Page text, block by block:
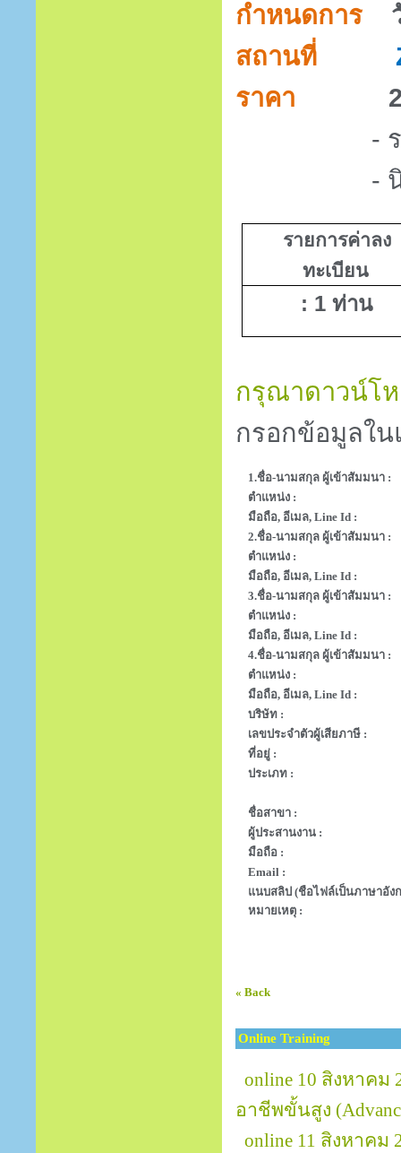
กำหนดการ
สถานที่
ราคา
- ราคายั
- นิติบุคค
รายการค่าลง
ทะเบียน
: 1ท่าน
กรุณาดาวน์โ
กรอกข้อมูลใน
1.ชื่อ-นามสกุล ผู้เข้าสัมมนา :
ตำแหน่ง :
มือถือ, อีเมล, Line Id :
2.ชื่อ-นามสกุล ผู้เข้าสัมมนา :
ตำแหน่ง :
มือถือ, อีเมล, Line Id :
3.ชื่อ-นามสกุล ผู้เข้าสัมมนา :
ตำแหน่ง :
มือถือ, อีเมล, Line Id :
4.ชื่อ-นามสกุล ผู้เข้าสัมมนา :
ตำแหน่ง :
มือถือ, อีเมล, Line Id :
บริษัท :
เลขประจำตัวผู้เสียภาษี :
ที่อยู่ :
ประเภท :
ชื่อสาขา :
ผู้ประสานงาน :
มือถือ :
Email :
แนบสลิป (ชือไฟล์เป็นภาษาอัง
หมายเหตุ :
« Back
Online Training
online 10 สิงหาคม
อาชีพขั้นสูง
online 11 สิงหาค